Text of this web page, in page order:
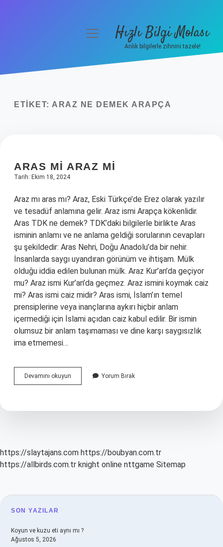
Yasal Uyarı
menüyüHızlı Bilgi Molası
Anlık bilgilerle zihnini tazele!
ETIKET: ARAZ NE DEMEK ARAPÇA
ARAS MI ARAZ MI
Tarih: Ekim 18, 2024
Araz mı aras mı? Araz, Eski Türkçe’de Erez olarak yazılır
ve tesadüf anlamına gelir. Araz ismi Arapça kökenlidir.
Aras TDK ne demek? TDK’daki bilgilerle birlikte Aras
isminin anlamı ve ne anlama geldiği sorularının cevapları
şu şekildedir: Aras Nehri, Doğu Anadolu’da bir nehir.
İnsanlarda saygı uyandıran görünüm ve ihtişam. Mülk
olduğu iddia edilen bulunan mülk. Araz Kur’an’da geçiyor
mu? Araz ismi Kur’an’da geçmez. Araz ismini koymak caiz
mi? Aras ismi caiz midir? Aras ismi, İslam’ın temel
prensiplerine veya inançlarına aykırı hiçbir anlam
içermediği için İslami açıdan caiz kabul edilir. Bir ismin
olumsuz bir anlam taşımaması ve dine karşı saygısızlık
ima etmemesi…
Devamını okuyun
Mi
Yorum Bırak
https://slaytajans.com https://boubyan.com.tr
https://allbirds.com.tr knight online nttgame Sitemap
SIDEBAR
SON YAZILAR
Koyun ve kuzu eti aynı mı ?
Ağustos 5, 2026